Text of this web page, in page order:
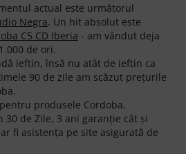
actual este următorul
Negra. Un hit absolut este
C5 CD Iberia - am vândut deja
de ori.
ieftin, însă nu atât de ieftin ca
90 de zile am scăzut preţurile
produsele Cordoba,
30 de Zile, 3 ani garanţie cât şi
fi asistenţa pe site asigurată de